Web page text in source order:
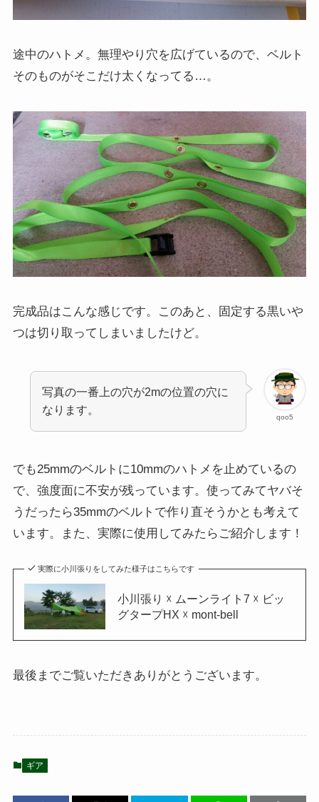
途中のハトメ。無理やり穴を広げているので、ベルト
そのものがそこだけ太くなってる…。
完成品はこんな感じです。このあと、固定する黒いや
つは切り取ってしまいましたけど。
qoo5
写真の一番上の穴が2mの位置の穴に
なります。
でも25mmのベルトに10mmのハトメを止めているの
で、強度面に不安が残っています。使ってみてヤバそ
うだったら35mmのベルトで作り直そうかとも考えて
います。また、実際に使用してみたらご紹介します！
実際に小川張りをしてみた様子はこちらです
小川張り ☓ ムーンライト7 ☓ ビッ
グタープHX ☓ mont-bell
最後までご覧いただきありがとうございます。
ギア